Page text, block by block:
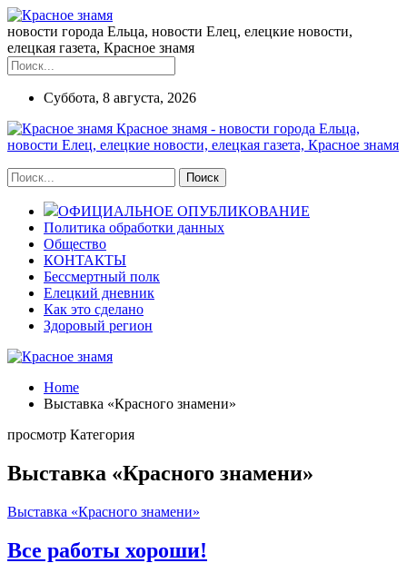
новости города Ельца, новости Елец, елецкие новости,
елецкая газета, Красное знамя
Суббота, 8 августа, 2026
Красное знамя - новости города Ельца,
новости Елец, елецкие новости, елецкая газета, Красное знамя
ОФИЦИАЛЬНОЕ ОПУБЛИКОВАНИЕ
Политика обработки данных
Общество
КОНТАКТЫ
Бессмертный полк
Елецкий дневник
Как это сделано
Здоровый регион
Home
Выставка «Красного знамени»
просмотр Категория
Выставка «Красного знамени»
Выставка «Красного знамени»
Все работы хороши!